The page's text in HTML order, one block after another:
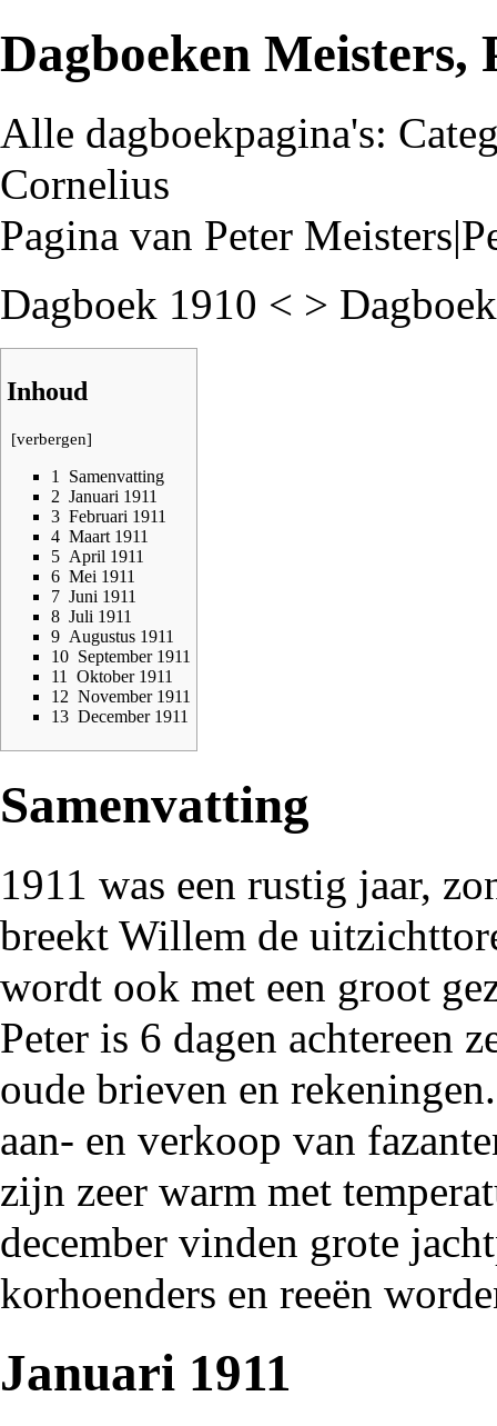
Dagboeken Meisters,
Alle dagboekpagina's:
Cornelius
Pagina van Peter
Dagboek 1910 < >
Inhoud
[verbergen]
1
Samenvatting
2 Januari 1911
3 Februari 1911
4 Maart 1911
5 April 1911
6 Mei 1911
7 Juni 1911
8 Juli 1911
9 Augustus 1911
10 September 1911
11
Oktober 1911
12 November 1911
13 December 1911
Samenvatting
1911 was een rustig jaar,
breekt Willem de
wordt ook met een groot
Peter is 6 dagen achtereen
oude brieven en
aan- en verkoop van
zijn zeer warm met
december vinden grote
korhoenders en reeën
Januari 1911